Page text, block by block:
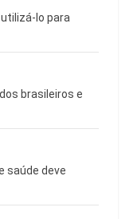
lo para
brasileiros e
saúde deve